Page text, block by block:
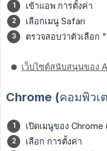
เข้าแอพ การตั้งค่า
เลือกเมนู Safari
ตรวจสอบว่าตัวเลือก
เว็บไซต์สนับสนุนของ
Chrome (คอมพิวเ
เปิดเมนูของ
เลือก การตั้งค่า